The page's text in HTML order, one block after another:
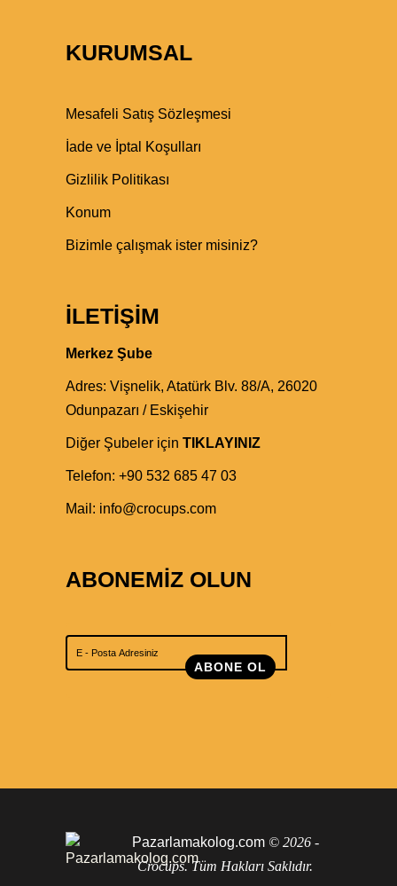
KURUMSAL
Mesafeli Satış Sözleşmesi
İade ve İptal Koşulları
Gizlilik Politikası
Konum
Bizimle çalışmak ister misiniz?
İLETIŞIM
Merkez Şube
Adres: Vişnelik, Atatürk Blv. 88/A, 26020
Odunpazarı / Eskişehir
Diğer Şubeler için TIKLAYINIZ
Telefon: +90 532 685 47 03
Mail: info@crocups.com
ABONEMİZ OLUN
ABONE OL
Pazarlamakolog.com © 2026 -
Crocups. Tüm Hakları Saklıdır.